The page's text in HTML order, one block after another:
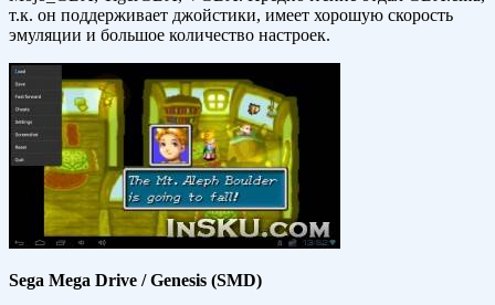
т.к. он поддерживает джойстики, имеет хорошую скорость
эмуляции и большое количество настроек.
Sega Mega Drive / Genesis (SMD)